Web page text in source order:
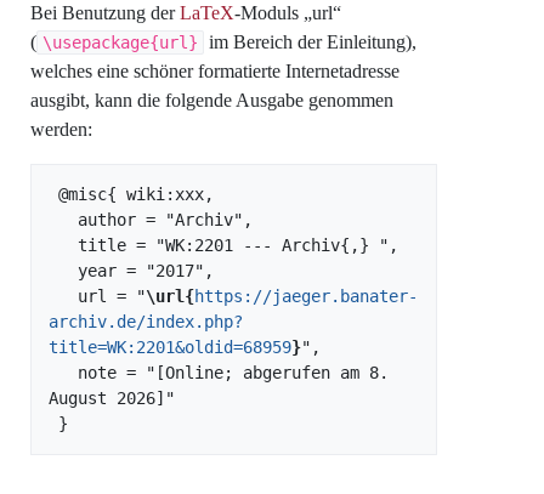
Bei Benutzung derLaTeX-Moduls „url“
( \usepackage{url}
im Bereich der Einleitung),
welches eine schöner formatierte Internetadresse
ausgibt, kann die folgende Ausgabe genommen
werden:
   url = "
\url{https://jaeger.banater-
archiv.de/index.php?
title=WK:2201&oldid=68959}",
August 2026]"